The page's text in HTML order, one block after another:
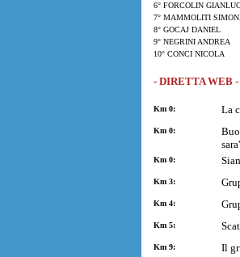
6° FORCOLIN
7° MAMMOLITI
8° GOCAJ DANIEL
9° NEGRINI ANDREA
10° CONCI NICOLA
- DIRETTA WEB -
Km 0: La
Km 0:
Km 0:
Km 3:
Km 4:
Km 5:
Km 9: Il